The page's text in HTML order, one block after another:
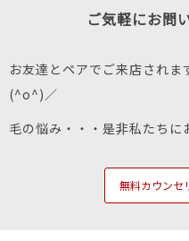
ご気軽にお問
お友達とペアでご来店されま
(^o^)／
毛の悩み・・・是非私たち
無料カウンセ